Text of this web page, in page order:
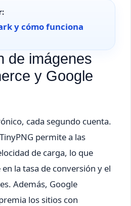
y cómo funciona
de imágenes
y Google
cada segundo cuenta.
permite a las
de carga, lo que
la tasa de conversión y el
Además, Google
los sitios con